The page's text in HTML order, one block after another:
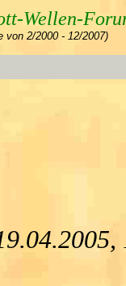
Wellen-
von 2/2000 - 12/2007)